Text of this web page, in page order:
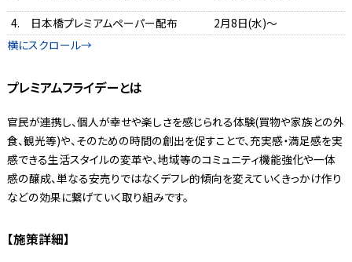
4. 日本橋プレミアムペーパー配布
2月8日(水)～
プレミアムフライデーとは
官民が連携し、個人が幸せや楽しさを感じられる体験(買物や家族との外
食、観光等)や、そのための時間の創出を促すことで、充実感・満足感を実
感できる生活スタイルの変革や、地域等のコミュニティ機能強化や一体
感の醸成、単なる安売りではなくデフレ的傾向を変えていくきっかけ作り
などの効果に繋げていく取り組みです。
【施策詳細】